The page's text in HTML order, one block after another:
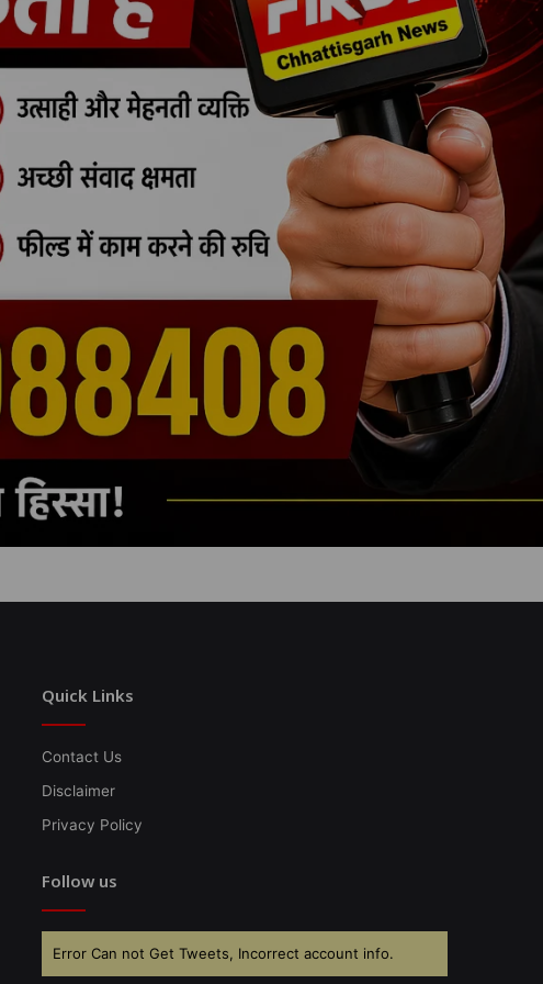
Quick Links
Contact Us
Disclaimer
Privacy Policy
Follow us
Error Can not Get Tweets, Incorrect account info.